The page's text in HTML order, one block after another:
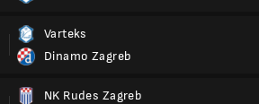
Varteks
Dinamo Zagreb
NK Rudes Zagreb